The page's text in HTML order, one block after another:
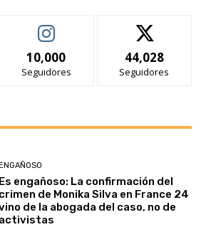
10,000
Seguidores
44,028
Seguidores
Es engañoso: La confirmación del
crimen de Monika Silva en France 24
de la abogada del caso, no de
activistas